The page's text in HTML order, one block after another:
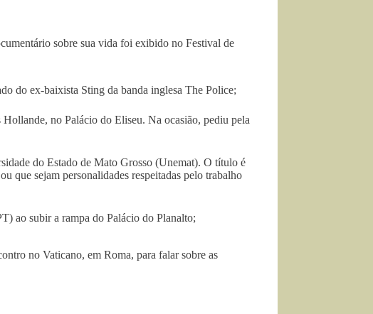
sobre sua vida foi exibido no Festival de
do ex-baixista Sting da banda inglesa The Police;
no Palácio do Eliseu. Na ocasião, pediu pela
do Estado de Mato Grosso (Unemat). O título é
que sejam personalidades respeitadas pelo trabalho
ao subir a rampa do Palácio do Planalto;
no Vaticano, em Roma, para falar sobre as